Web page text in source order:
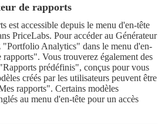
de rapports
est accessible depuis le menu d'en-tête
PriceLabs. Pour accéder au Générateur
"Portfolio Analytics" dans le menu d'en-
Vous trouverez également des
prédéfinis", conçus pour vous
créés par les utilisateurs peuvent être
rapports". Certains modèles
au menu d'en-tête pour un accès